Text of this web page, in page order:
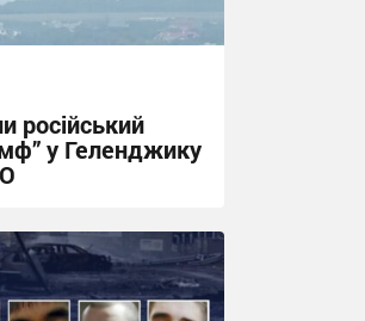
російський
у Геленджику